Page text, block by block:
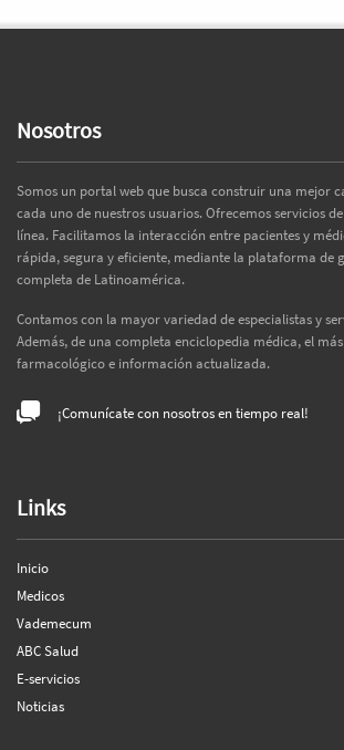
Nosotros
Somos un portal web que busca construir una mejor
cada uno de nuestros usuarios. Ofrecemos servicios
línea. Facilitamos la interacción entre pacientes y
rápida, segura y eficiente, mediante la plataforma de
completa de Latinoamérica.
Contamos con la mayor variedad de especialistas y
Además, de una completa enciclopedia médica, el
farmacológico e información actualizada.
¡Comunícate con nosotros en tiempo real!
Links
Inicio
Medicos
Vademecum
ABC Salud
E-servicios
Noticias